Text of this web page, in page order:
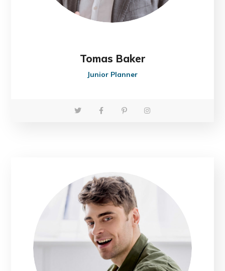
Tomas Baker
Junior Planner